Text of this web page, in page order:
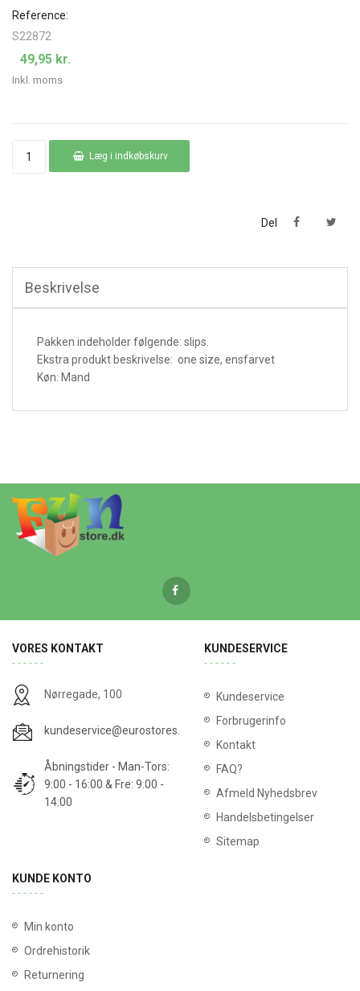
Reference:
S22872
49,95 kr.
Inkl. moms
Læg i indkøbskurv
Del
Beskrivelse
Pakken indeholder følgende: slips.
Ekstra produkt beskrivelse: one size, ensfarvet
Køn: Mand
VORES KONTAKT
Nørregade, 100
kundeservice@eurostores.dk
Åbningstider - Man-Tors:
9:00 - 16:00 & Fre: 9:00 -
14:00
KUNDESERVICE
Kundeservice
Forbrugerinfo
Kontakt
FAQ?
Afmeld Nyhedsbrev
Handelsbetingelser
Sitemap
KUNDE KONTO
Min konto
Ordrehistorik
Returnering